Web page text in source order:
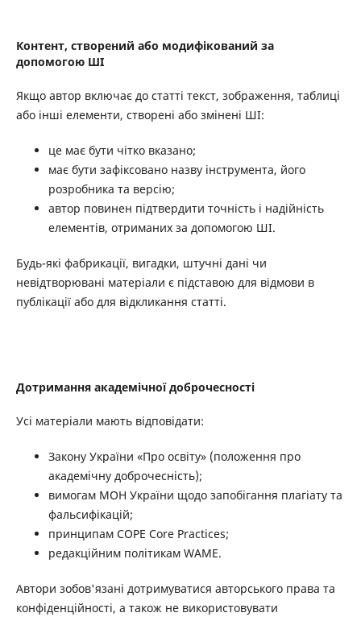
Контент, створений або модифікований за
допомогою ШІ
Якщо автор включає до статті текст, зображення, таблиці
або інші елементи, створені або змінені ШІ:
це має бути чітко вказано;
має бути зафіксовано назву інструмента, його
розробника та версію;
автор повинен підтвердити точність і надійність
елементів, отриманих за допомогою ШІ.
Будь-які фабрикації, вигадки, штучні дані чи
невідтворювані матеріали є підставою для відмови в
публікації або для відкликання статті.
Дотримання академічної доброчесності
Усі матеріали мають відповідати:
Закону України «Про освіту» (положення про
академічну доброчесність);
вимогам МОН України щодо запобігання плагіату та
фальсифікацій;
принципам COPE Core Practices;
редакційним політикам WAME.
Автори зобов'язані дотримуватися авторського права та
конфіденційності, а також не використовувати